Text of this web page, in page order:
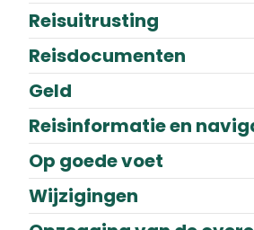
Reisuitrusting
Reisdocumenten
Geld
Reisinformatie en
Op goede voet
Wijzigingen